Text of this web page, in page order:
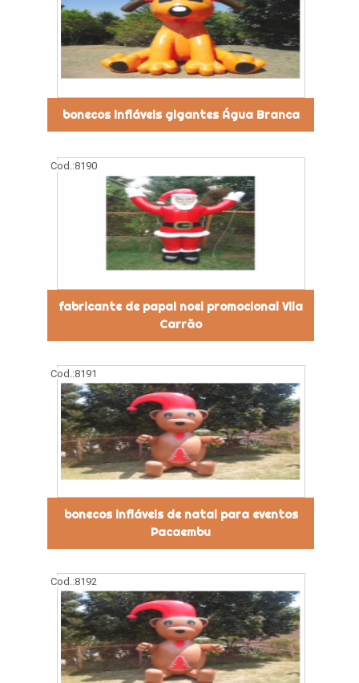
bonecos infláveis gigantes Água Branca
Cod.:8190
fabricante de papai noel promocional Vila
Carrão
Cod.:8191
bonecos infláveis de natal para eventos
Pacaembu
Cod.:8192